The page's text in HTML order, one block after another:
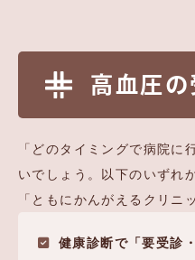
高血圧の
「どのタイミングで病院に
いでしょう。以下のいずれ
「ともにかんがえるクリニ
健康診断で「要受診